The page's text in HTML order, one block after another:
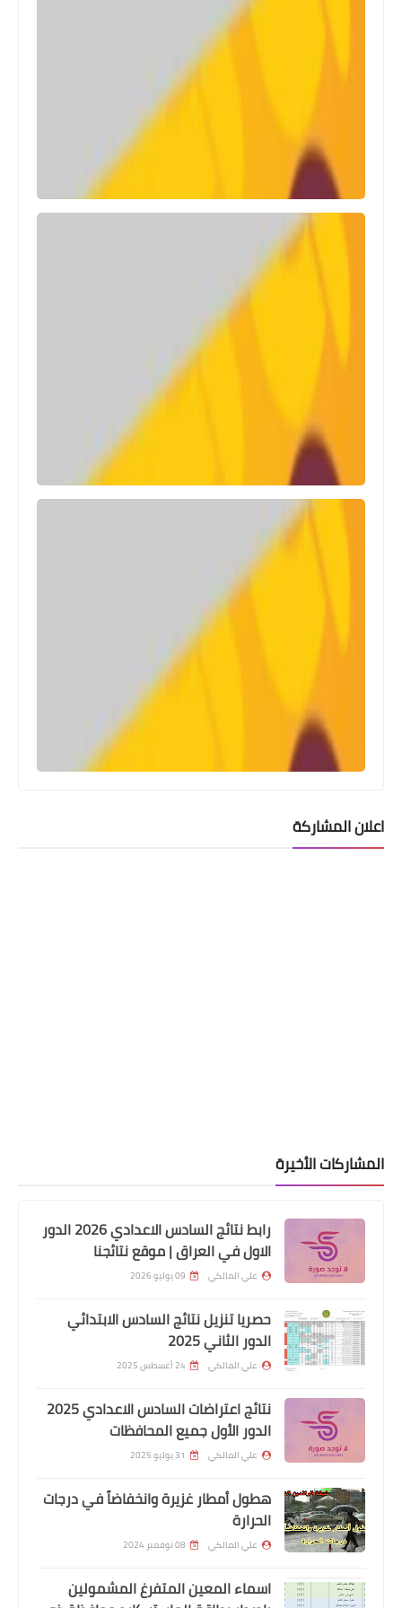
الرواتب
تم صرف رواتب الموظفين لهذا اليوم
وزارة الداخلية
اسماء نقل النفوس وتغيير اسم ولقب
الوجبة 60
اعلان المشاركة
المشاركات الأخيرة
رابط نتائج السادس الاعدادي 2026 الدور
الاول في العراق | موقع نتائجنا
علي المالكي 09 يوليو 2026
حصريا تنزيل نتائج السادس الابتدائي
الدور الثاني 2025
علي المالكي 24 أغسطس 2025
نتائج اعتراضات السادس الاعدادي 2025
الدور الأول جميع المحافظات
علي المالكي 31 يوليو 2025
هطول أمطار غزيرة وانخفاضاً في درجات
الحرارة
علي المالكي 08 نوفمبر 2024
اسماء المعين المتفرغ المشمولين